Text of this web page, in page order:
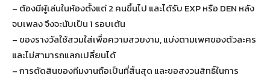
– ต้องมีผู้เล่นในห้องตั้งแต่ 2 คนขึ้นไป และได้รับ EXP หรือ DEN หลัง
จบเพลง จึงจะนับเป็น 1 รอบเต้น
– ของรางวัลใช้สวมใส่เพื่อความสวยงาม, แบ่งตามเพศของตัวละคร
และไม่สามารถแลกเปลี่ยนได้
– การตัดสินของทีมงานถือเป็นที่สิ้นสุด และขอสงวนสิทธิ์ในการ